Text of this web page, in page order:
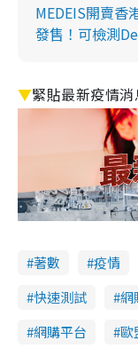
MEDEIS開賣香
發售！可檢測
▼緊貼最新疫情
著數 疫情
快速測試
網
網購平台
歐